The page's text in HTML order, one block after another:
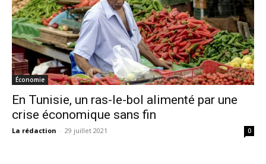
Économie
En Tunisie, un ras-le-bol alimenté par une
crise économique sans fin
La rédaction - 29 juillet 2021 0